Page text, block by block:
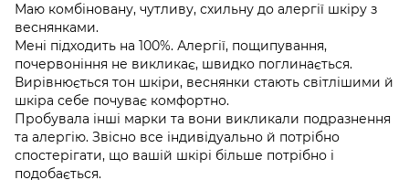
Маю комбіновану, чутливу, схильну до алергії шкіру з
веснянками.
Мені підходить на 100%. Алергії, пощипування,
почервоніння не викликає, швидко поглинається.
Вирівнюється тон шкіри, веснянки стають світлішими й
шкіра себе почуває комфортно.
Пробувала інші марки та вони викликали подразнення
та алергію. Звісно все індивідуально й потрібно
спостерігати, що вашій шкірі більше потрібно і
подобається.